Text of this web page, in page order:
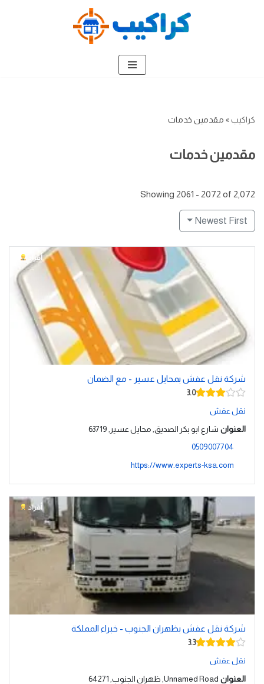
كراكيب» مقدمين خدمات
مقدمين خدمات
Showing 2061 - 2072 of 2,072
Newest First
أفراد
شركة نقل عفش بمحايل عسير - مع الضمان
3.0
نقل عفش
العنوان شارع ابو بكر الصديق, محايل عسير, 63719
0509007704
https://www.experts-ksa.com
أفراد
شركة نقل عفش بظهران الجنوب - خبراء المملكة
3.3
نقل عفش
العنوان Unnamed Road, ظهران الجنوب, 64271